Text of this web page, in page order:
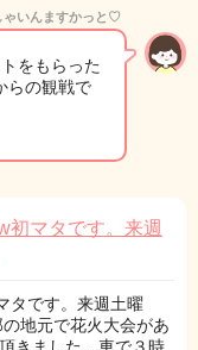
ゃいんますかっと♡
をもらった
らの観戦で
初マタです。来週
タです。来週土曜
地元で花火大会があ